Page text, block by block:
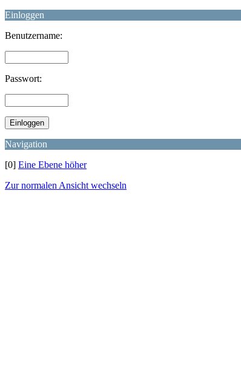
Einloggen
Benutzername:
Passwort:
Navigation
[0] Eine Ebene höher
Zur normalen Ansicht wechseln